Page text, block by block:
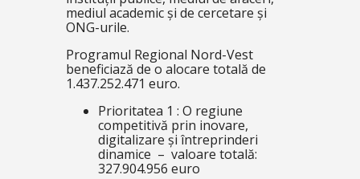
mediul academic și de cercetare și
ONG-urile.
Programul Regional Nord-Vest
beneficiază de o alocare totală de
1.437.252.471 euro.
Prioritatea 1 : O regiune
competitivă prin inovare,
digitalizare și întreprinderi
dinamice – valoare totală:
327.904.956 euro